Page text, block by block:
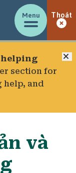
Menu Thoát
helping
section for
help, and
và